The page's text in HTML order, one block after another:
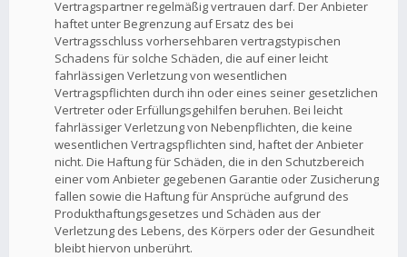
Vertragspartner regelmäßig vertrauen darf. Der Anbieter
haftet unter Begrenzung auf Ersatz des bei
Vertragsschluss vorhersehbaren vertragstypischen
Schadens für solche Schäden, die auf einer leicht
fahrlässigen Verletzung von wesentlichen
Vertragspflichten durch ihn oder eines seiner gesetzlichen
Vertreter oder Erfüllungsgehilfen beruhen. Bei leicht
fahrlässiger Verletzung von Nebenpflichten, die keine
wesentlichen Vertragspflichten sind, haftet der Anbieter
nicht. Die Haftung für Schäden, die in den Schutzbereich
einer vom Anbieter gegebenen Garantie oder Zusicherung
fallen sowie die Haftung für Ansprüche aufgrund des
Produkthaftungsgesetzes und Schäden aus der
Verletzung des Lebens, des Körpers oder der Gesundheit
bleibt hiervon unberührt.